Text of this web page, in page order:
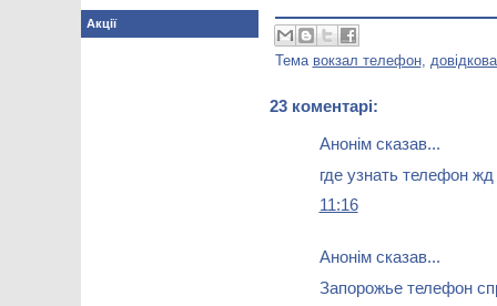
Тема вокзал телефон,
23 коментарі:
Анонім сказав...
где узнать телефон
11:16
Анонім сказав...
Запорожье телефон
Акції